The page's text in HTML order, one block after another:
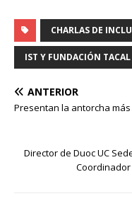
CHARLAS DE
IST Y FUNDACIÓN TACAL
ANTERIOR
Presentan la antorcha
Director de Duoc UC